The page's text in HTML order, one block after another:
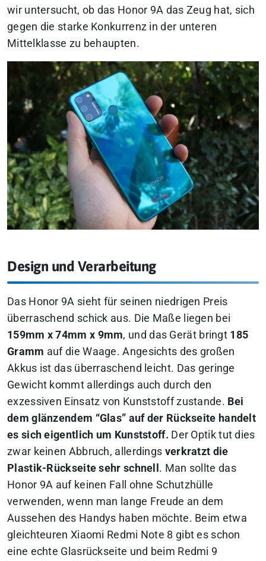
wir untersucht, ob das Honor 9A das Zeug hat, sich
gegen die starke Konkurrenz in der unteren
Mittelklasse zu behaupten.
Design und Verarbeitung
Das Honor 9A sieht für seinen niedrigen Preis
überraschend schick aus. Die Maße liegen bei
159mm x 74mm x 9mm, und das Gerät bringt 185
Gramm auf die Waage. Angesichts des großen
Akkus ist das überraschend leicht. Das geringe
Gewicht kommt allerdings auch durch den
exzessiven Einsatz von Kunststoff zustande. Bei
dem glänzendem “Glas” auf der Rückseite handelt
es sich eigentlich um Kunststoff. Der Optik tut dies
zwar keinen Abbruch, allerdings verkratzt die
Plastik-Rückseite sehr schnell . Man sollte das
Honor 9A auf keinen Fall ohne Schutzhülle
verwenden, wenn man lange Freude an dem
Aussehen des Handys haben möchte. Beim etwa
gleichteuren Xiaomi Redmi Note 8 gibt es schon
eine echte Glasrückseite und beim Redmi 9